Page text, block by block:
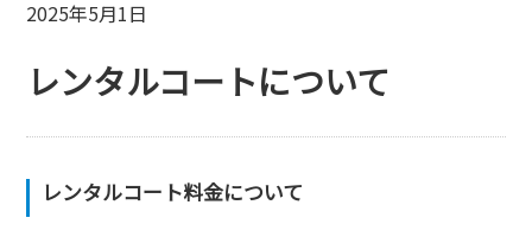
2025年5月1日
レンタルコートについて
レンタルコート料⾦について